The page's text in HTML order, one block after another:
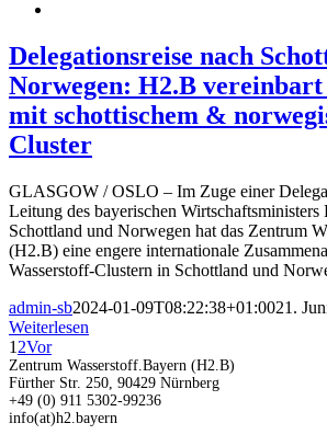
Delegationsreise nach
Norwegen: H2.B
mit schottischem &
Cluster
GLASGOW / OSLO – Im Zuge einer
Leitung des bayerischen
Schottland und Norwegen hat das Zentrum
(H2.B) eine engere internationale
Wasserstoff-Clustern in Schottland und
admin-sb2024-01-09T08:22:38+01:0021.
Weiterlesen
1 2Vor
Zentrum Wasserstoff.Bayern (H2.B)
Fürther Str. 250, 90429 Nürnberg
+49 (0) 911 5302-99236
info(at)h2.bayern